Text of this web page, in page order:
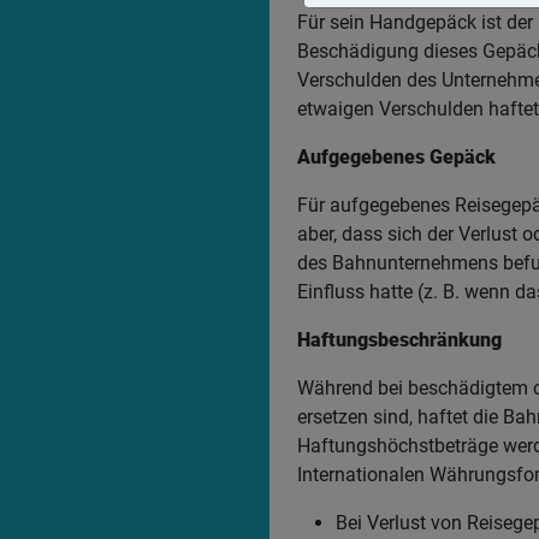
Für sein Handgepäck ist
Beschädigung dieses
Verschulden des
etwaigen Verschulden
Aufgegebenes Gepäck
Für aufgegebenes
aber, dass sich der Verlust
des Bahnunternehmens
Einfluss hatte (z. B. wenn
Haftungsbeschränkung
Während bei beschädigtem
ersetzen sind, haftet die
Haftungshöchstbeträge
Internationalen
Bei Verlust von